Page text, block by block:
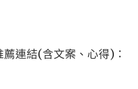
連結(含文案、心得)：